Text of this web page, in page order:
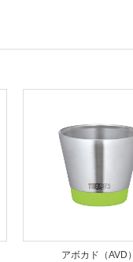
アボカド（AVD）